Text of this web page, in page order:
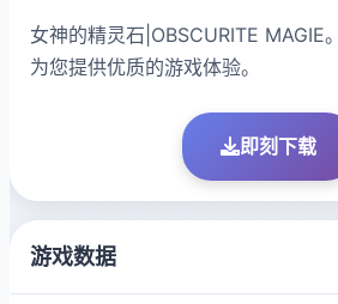
女神的精灵石|OBSCURITE MAGIE
为您提供优质的游戏体验。
即刻下载
游戏数据